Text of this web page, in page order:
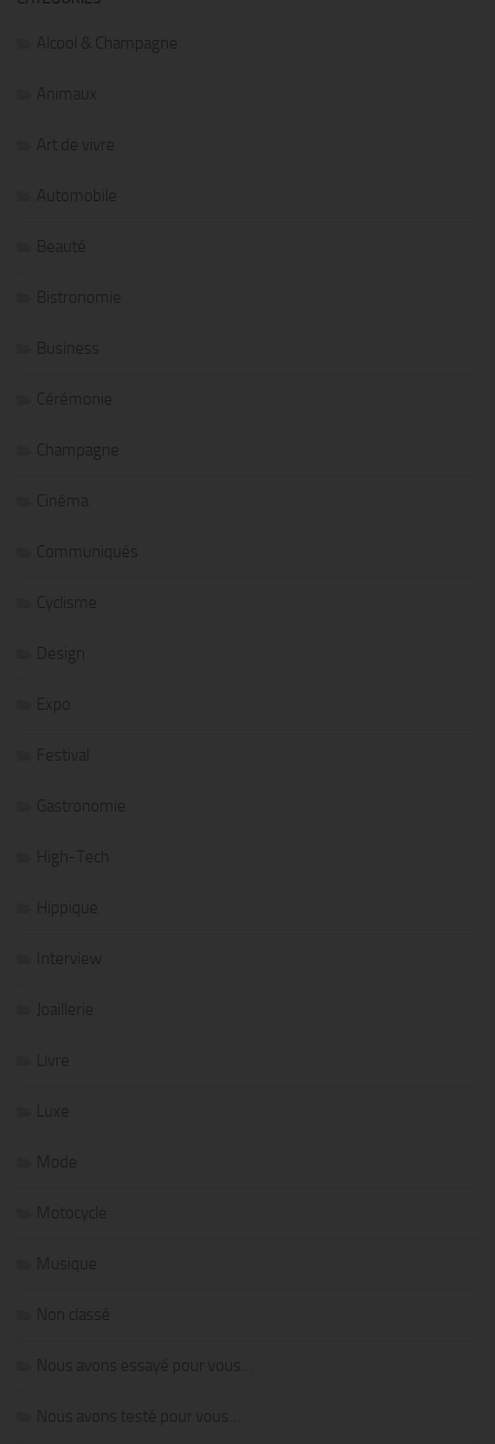
Alcool & Champagne
Animaux
Art de vivre
Automobile
Beauté
Bistronomie
Business
Cérémonie
Champagne
Cinéma
Communiqués
Cyclisme
Design
Expo
Festival
Gastronomie
High-Tech
Hippique
Interview
Joaillerie
Livre
Luxe
Mode
Motocycle
Musique
Non classé
Nous avons essayé pour vous…
Nous avons testé pour vous…